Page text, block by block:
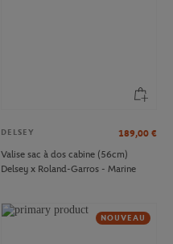
DELSEY 189,00 €
Valise sac à dos cabine (56cm)
Delsey x Roland-Garros - Marine
NOUVEAU